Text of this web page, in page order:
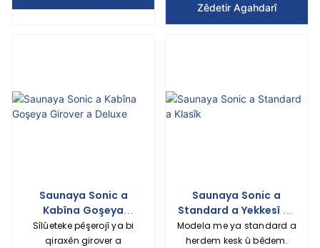
Zêdetir Agahdarî
Saunaya Sonic a
Kabîna Goşeya
Girover a Deluxe
Sîlûeteke pêşerojî ya bi
qiraxên girover a
Saunaya Sonic a
Standard a Yekkesî ya
Klasîk
Modela me ya standard a
herdem kesk û bêdem.